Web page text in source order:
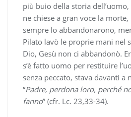
più buio della storia
ne chiese a gran voce la
sempre lo abbandonarono,
Pilato lavò le proprie mani nel
Dio, Gesù non ci abbandonò.
s’è fatto uomo per restituire
senza peccato, stava davanti a
“Padre, perdona loro, perché
fanno” (cfr. Lc. 23,33-34).